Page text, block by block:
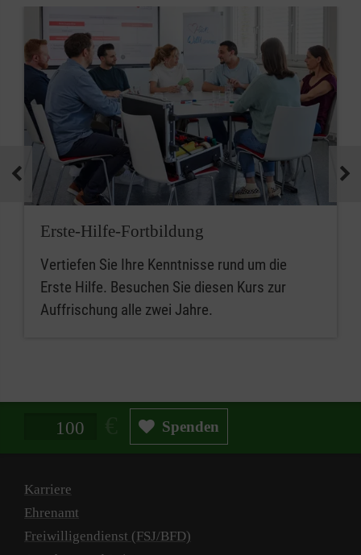
Erste-Hilfe-Fortbildung
Vertiefen Sie Ihre Kenntnisse rund um die
Erste Hilfe. Besuchen Sie diesen Kurs zur
Auffrischung alle zwei Jahre.
Spendenbetrag in Euro Spenden
Karriere
Ehrenamt
Freiwilligendienst (FSJ/BFD)